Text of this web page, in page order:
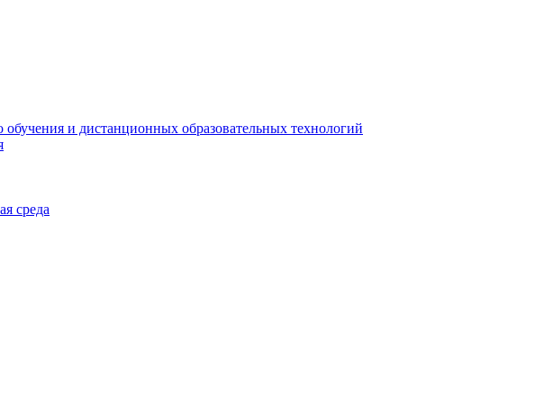
и дистанционных образовательных технологий
среда